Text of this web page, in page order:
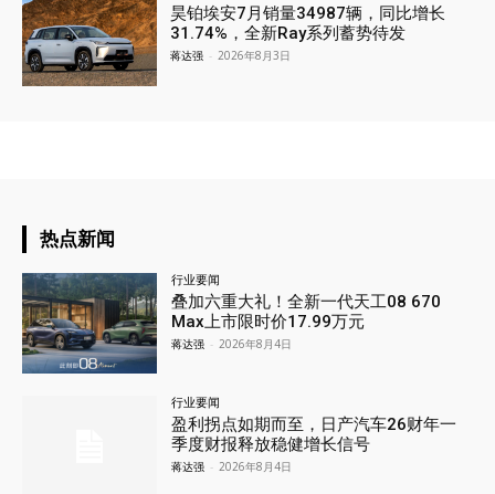
昊铂埃安7月销量34987辆，同比增长
31.74%，全新Ray系列蓄势待发
蒋达强 - 2026年8月3日
热点新闻
行业要闻
叠加六重大礼！全新一代天工08 670
Max上市限时价17.99万元
蒋达强 - 2026年8月4日
行业要闻
盈利拐点如期而至，日产汽车26财年一
季度财报释放稳健增长信号
蒋达强 - 2026年8月4日